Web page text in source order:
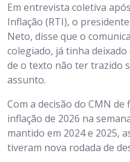
Em entrevista coletiva
Inflação (RTI), o
Neto, disse que o
colegiado, já tinha
de o texto não ter trazido
assunto.
Com a decisão do CMN de
inflação de 2026 na
mantido em 2024 e 2025,
tiveram nova rodada de